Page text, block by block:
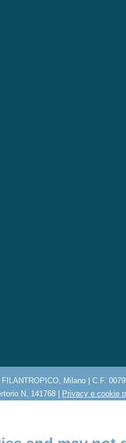
Milano | C.F.
N. 141768 | Privacy e cookie